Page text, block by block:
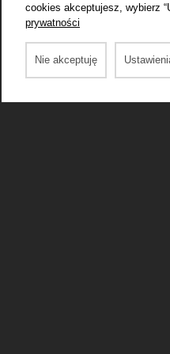
cookies akceptujesz, wybierz
prywatności
Nie akceptuję